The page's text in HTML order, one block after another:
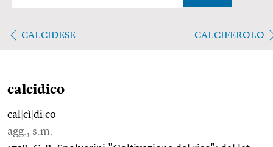
CALCIDESE CALCIFEROLO
calcidico
cal cì di co
agg., s.m.